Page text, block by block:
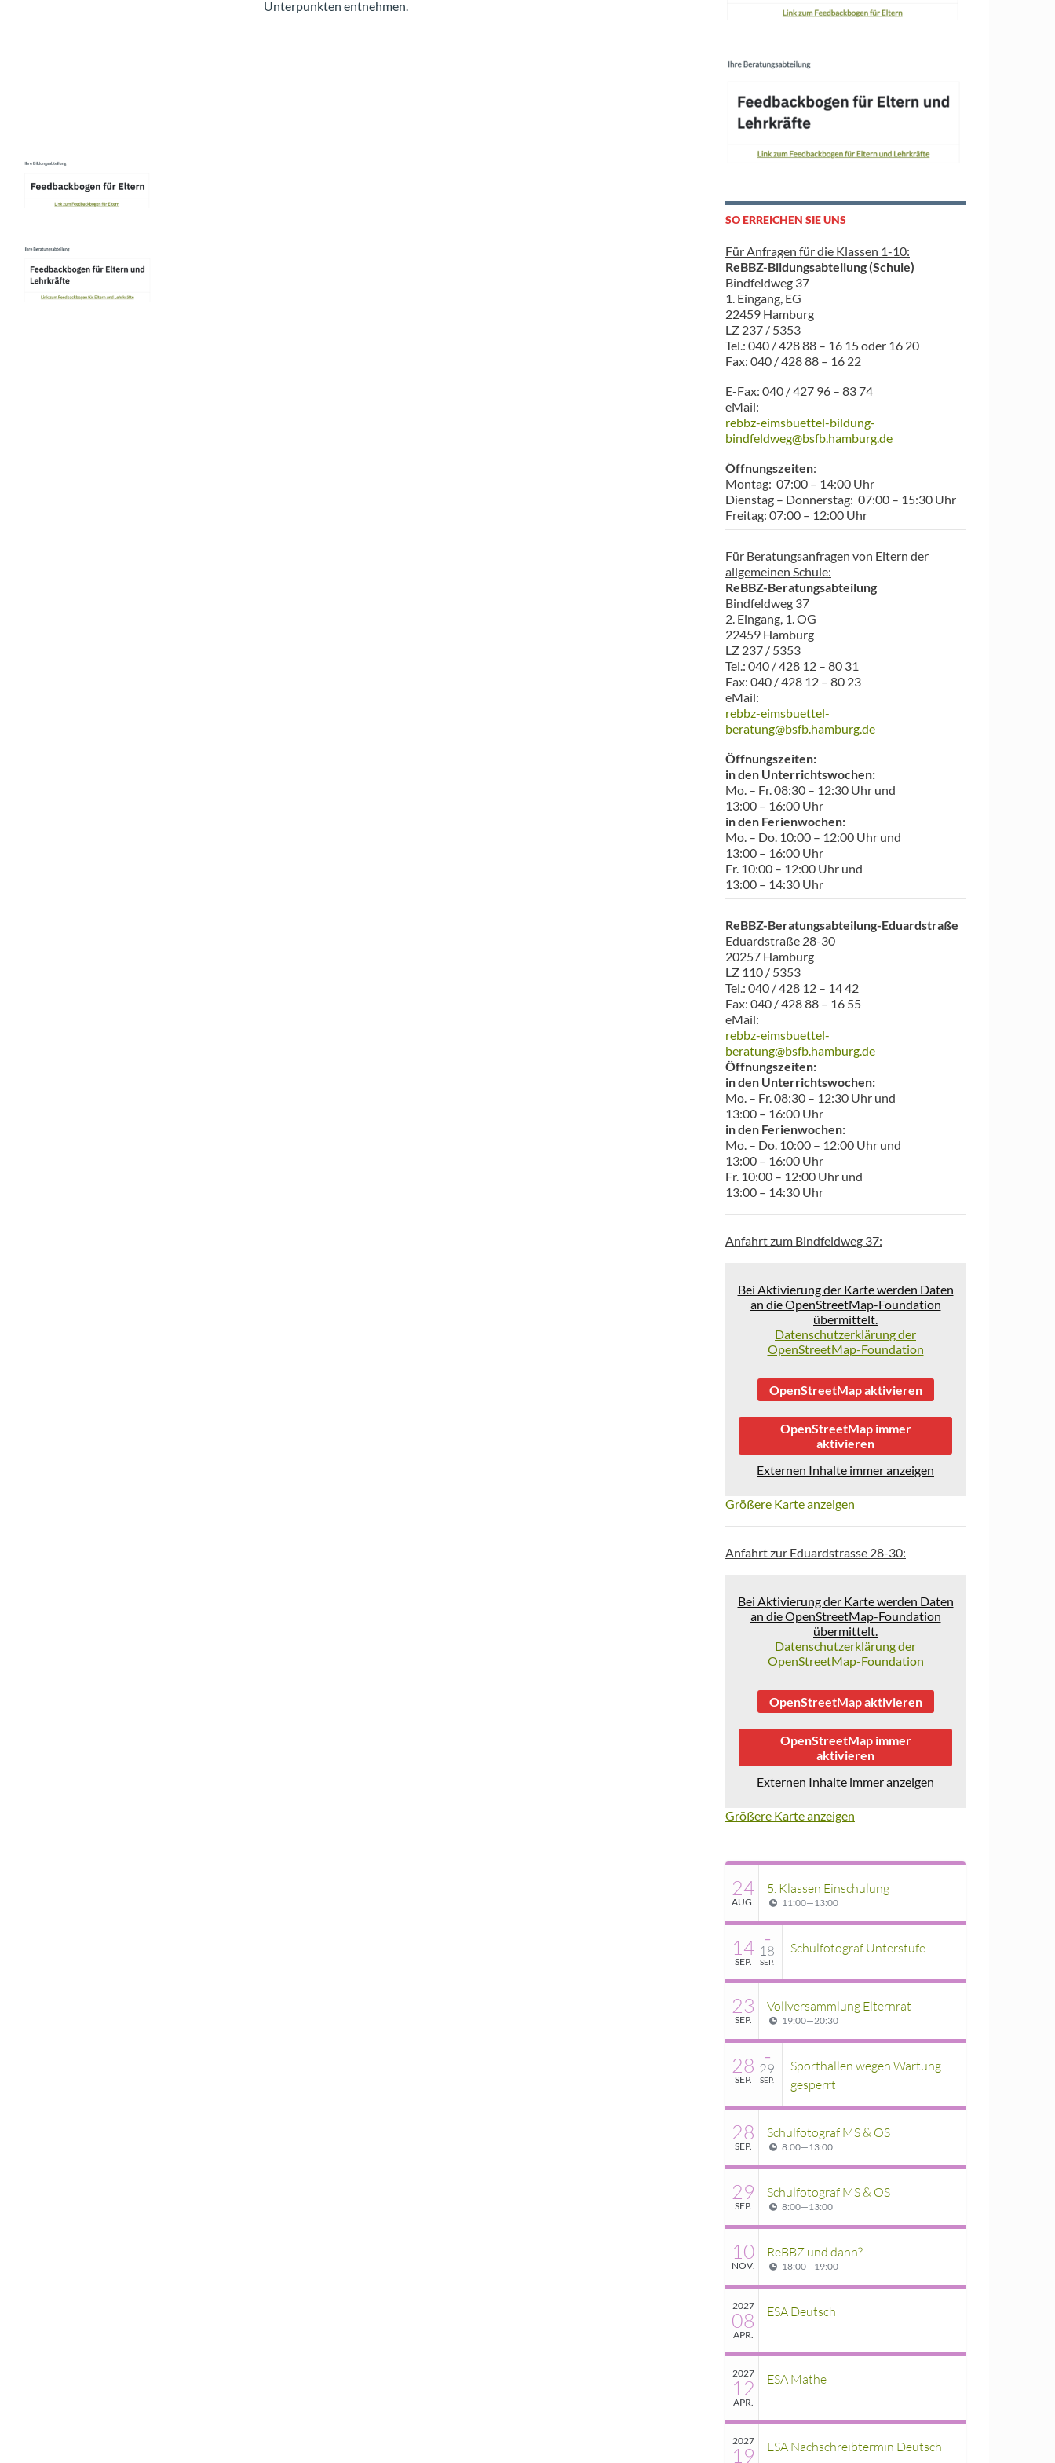
Unterpunkten entnehmen.
SO ERREICHEN SIE UNS
Für Anfragen für die Klassen 1-10:
ReBBZ-Bildungsabteilung (Schule)
Bindfeldweg 37
1. Eingang, EG
22459 Hamburg
LZ 237 / 5353
Tel.: 040 / 428 88 – 16 15 oder 16 20
Fax: 040 / 428 88 – 16 22
E-Fax: 040 / 427 96 – 83 74
eMail:
rebbz-eimsbuettel-bildung-
bindfeldweg@bsfb.hamburg.de
Öffnungszeiten:
Montag: 07:00 – 14:00 Uhr
Dienstag – Donnerstag: 07:00 – 15:30 Uhr
Freitag: 07:00 – 12:00 Uhr
Für Beratungsanfragen von Eltern der
allgemeinen Schule:
ReBBZ-Beratungsabteilung
Bindfeldweg 37
2. Eingang, 1. OG
22459 Hamburg
LZ 237 / 5353
Tel.: 040 / 428 12 – 80 31
Fax: 040 / 428 12 – 80 23
eMail:
rebbz-eimsbuettel-
beratung@bsfb.hamburg.de
Öffnungszeiten:
in den Unterrichtswochen:
Mo. – Fr. 08:30 – 12:30 Uhr und
13:00 – 16:00 Uhr
in den Ferienwochen:
Mo. – Do. 10:00 – 12:00 Uhr und
13:00 – 16:00 Uhr
Fr. 10:00 – 12:00 Uhr und
13:00 – 14:30 Uhr
ReBBZ-Beratungsabteilung-Eduardstraße
Eduardstraße 28-30
20257 Hamburg
LZ 110 / 5353
Tel.: 040 / 428 12 – 14 42
Fax: 040 / 428 88 – 16 55
eMail:
rebbz-eimsbuettel-
beratung@bsfb.hamburg.de
Öffnungszeiten:
in den Unterrichtswochen:
Mo. – Fr. 08:30 – 12:30 Uhr und
13:00 – 16:00 Uhr
in den Ferienwochen:
Mo. – Do. 10:00 – 12:00 Uhr und
13:00 – 16:00 Uhr
Fr. 10:00 – 12:00 Uhr und
13:00 – 14:30 Uhr
Anfahrt zum Bindfeldweg 37:
Bei Aktivierung der Karte werden Daten
an die OpenStreetMap-Foundation
übermittelt.
Datenschutzerklärung der
OpenStreetMap-Foundation
OpenStreetMap aktivieren
OpenStreetMap immer
aktivieren
Externen Inhalte immer anzeigen
Größere Karte anzeigen
Anfahrt zur Eduardstrasse 28-30:
Bei Aktivierung der Karte werden Daten
an die OpenStreetMap-Foundation
übermittelt.
Datenschutzerklärung der
OpenStreetMap-Foundation
OpenStreetMap aktivieren
OpenStreetMap immer
aktivieren
Externen Inhalte immer anzeigen
Größere Karte anzeigen
24
AUG.
5. Klassen Einschulung
11:00—13:00
14
SEP.
–
18
SEP.
Schulfotograf Unterstufe
23
SEP.
Vollversammlung Elternrat
19:00—20:30
28
SEP.
–
29
SEP.
Sporthallen wegen Wartung
gesperrt
28
SEP.
Schulfotograf MS & OS
8:00—13:00
29
SEP.
Schulfotograf MS & OS
8:00—13:00
10
NOV.
ReBBZ und dann?
18:00—19:00
2027
08
APR.
ESA Deutsch
2027
12
APR.
ESA Mathe
2027
19 ESA Nachschreibtermin Deutsch